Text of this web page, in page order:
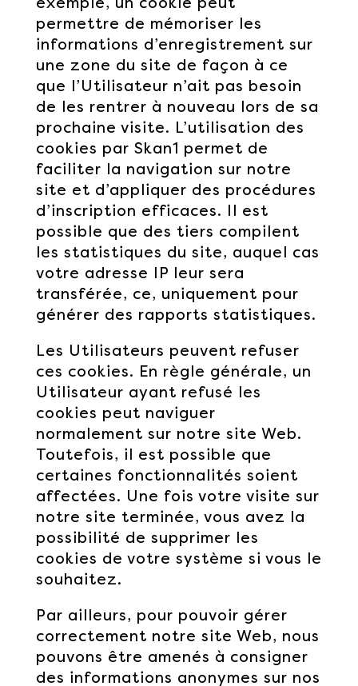
permettre de mémoriser les
informations d’enregistrement sur
une zone du site de façon à ce
que l’Utilisateur n’ait pas besoin
de les rentrer à nouveau lors de sa
prochaine visite. L’utilisation des
cookies par Skan1 permet de
faciliter la navigation sur notre
site et d’appliquer des procédures
d’inscription efficaces. Il est
possible que des tiers compilent
les statistiques du site, auquel cas
votre adresse IP leur sera
transférée, ce, uniquement pour
générer des rapports statistiques.
Les Utilisateurs peuvent refuser
ces cookies. En règle générale, un
Utilisateur ayant refusé les
cookies peut naviguer
normalement sur notre site Web.
Toutefois, il est possible que
certaines fonctionnalités soient
affectées. Une fois votre visite sur
notre site terminée, vous avez la
possibilité de supprimer les
cookies de votre système si vous le
souhaitez.
Par ailleurs, pour pouvoir gérer
correctement notre site Web, nous
pouvons être amenés à consigner
des informations anonymes sur nos